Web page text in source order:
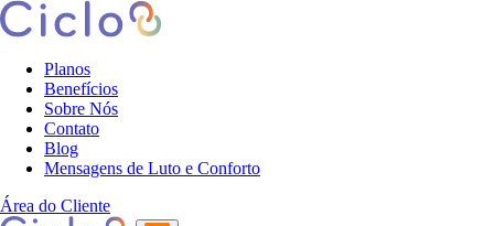
Planos
Benefícios
Sobre Nós
Contato
Blog
Mensagens de Luto e Conforto
Área do Cliente